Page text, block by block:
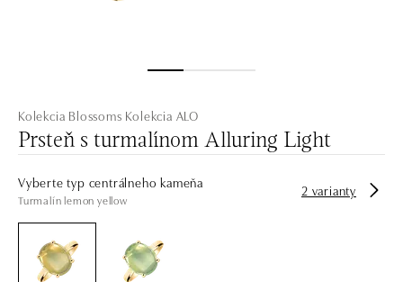
Kolekcia Blossoms Kolekcia ALO
Prsteň s turmalínom Alluring Light
Vyberte typ centrálneho kameňa
Turmalín lemon yellow
2 varianty